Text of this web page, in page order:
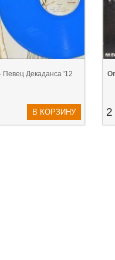
Декаданса '12
В КОРЗИНУ 2